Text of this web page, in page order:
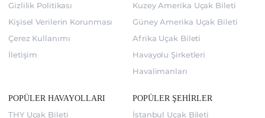
Gizlilik Politikası
Kişisel Verilerin Korunması
Çerez Kullanımı
İletişim
Kuzey Amerika Uçak Bileti
Güney Amerika Uçak Bileti
Afrika Uçak Bileti
Havayolu Şirketleri
Havalimanları
POPÜLER HAVAYOLLARI
THY Uçak Bileti
POPÜLER ŞEHİRLER
İstanbul Uçak Bileti